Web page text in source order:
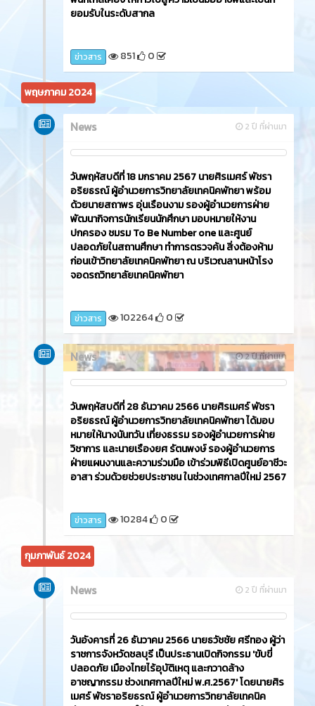
ยอมรับในระดับสากล
ข่าวสาร 851 0
พฤษภาคม 2024
2 ปี ที่ผ่านมา
News
วันพฤหัสบดีที่ 18 มกราคม 2567 นายศิรเมศร์ พัชรา
อริยธรณ์ ผู้อำนวยการวิทยาลัยเทคนิคพัทยา พร้อม
ด้วยนายสถาพร อุ่นเรือนงาม รองผู้อำนวยการฝ่าย
พัฒนากิจการนักเรียนนักศึกษา มอบหมายให้งาน
ปกครอง ชมรม To Be Number one และศูนย์
ปลอดภัยในสถานศึกษา ทำการตรวจค้น สิ่งต้องห้าม
ก่อนเข้าวิทยาลัยเทคนิคพัทยา ณ บริเวณลานหน้าโรง
จอดรถวิทยาลัยเทคนิคพัทยา
ข่าวสาร 102264 0
2 ปี ที่ผ่านมา
News